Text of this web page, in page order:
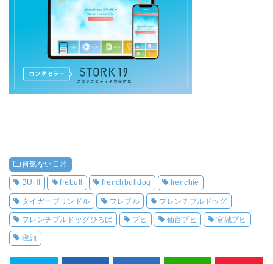
何気ない日常
BUHI frebull frenchbulldog frenchie
タイガーブリンドル フレブル フレンチブルドッグ
フレンチブルドッグひろば ブヒ 仙台ブヒ 宮城ブヒ
寝顔